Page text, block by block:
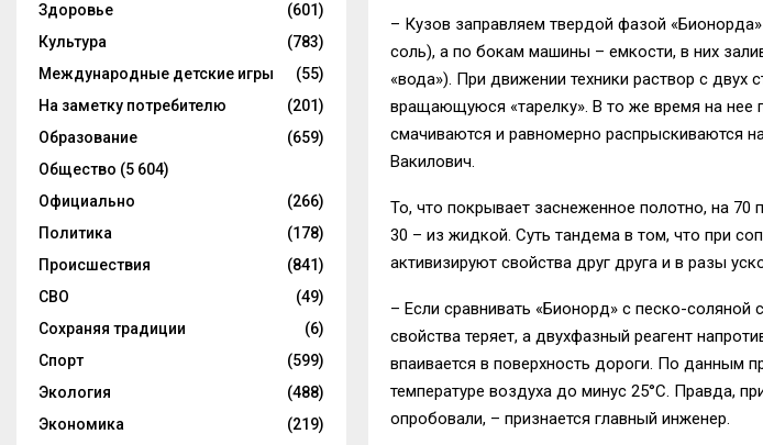
– Кузов заправляем твердой фазой
соль), а по бокам машины – емкости, в них
«вода»). При движении техники раствор с двух
вращающуюся «тарелку». В то же время на нее
смачиваются и равномерно распрыскиваются
Вакилович.
То, что покрывает заснеженное полотно, на
30 – из жидкой. Суть тандема в том, что при
активизируют свойства друг друга и в разы
– Если сравнивать «Бионорд» с песко-
свойства теряет, а двухфазный реагент
впаивается в поверхность дороги. По данным
температуре воздуха до минус 25°С. Правда,
опробовали, – признается главный инженер.
Здоровье
(601)
Культура
(783)
Международные детские игры
(55)
На заметку потребителю
(201)
Образование
(659)
Общество (5 604)
Официально
(266)
Политика
(178)
Происшествия
(841)
СВО
(49)
Сохраняя традиции
(6)
Спорт
(599)
Экология
(488)
Экономика
(219)